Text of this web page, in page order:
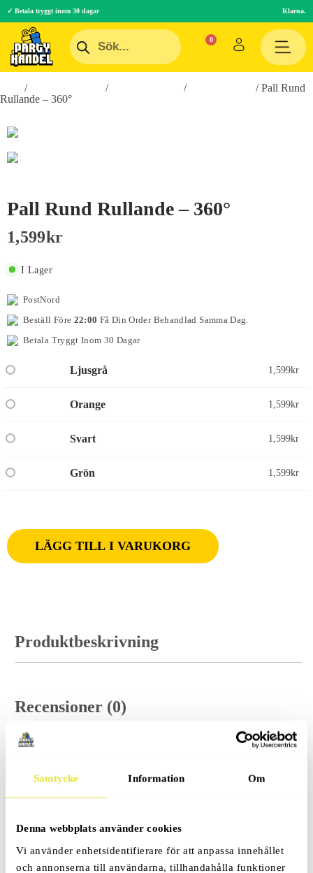
Samtycke Information Om
Denna webbplats använder cookies
Vi använder enhetsidentifierare för att anpassa innehållet
och annonserna till användarna, tillhandahålla funktioner
✓ Betala tryggt inom 30 dagar Klarna.
/ / /
/ Pall Rund
Rullande – 360°
Pall Rund Rullande – 360°
1,599Kr
I Lager
PostNord
Beställ Före 22:00 Få Din Order Behandlad Samma Dag.
Betala Tryggt Inom 30 Dagar
Ljusgrå 1,599kr
Orange 1,599kr
Svart 1,599kr
Grön 1,599kr
LÄGG TILL I VARUKORG
Produktbeskrivning
Recensioner (0)
Relaterade Produkter